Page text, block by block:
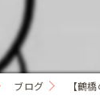
歪み
ブログ 【鶴